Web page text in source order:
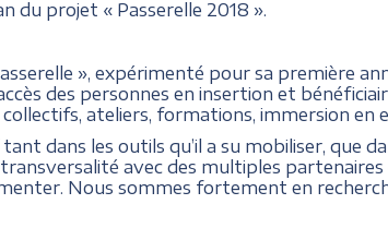
du projet « Passerelle 2018 ».
», expérimenté pour sa première
des personnes en insertion et
ateliers, formations, immersion en
dans les outils qu’il a su mobiliser, que
avec des multiples partenaires
Nous sommes fortement en